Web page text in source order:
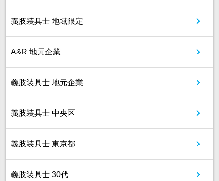
義肢装具士 地域限定
A&R 地元企業
義肢装具士 地元企業
義肢装具士 中央区
義肢装具士 東京都
義肢装具士 30代